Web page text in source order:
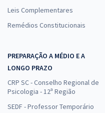
Leis Complementares
Remédios Constitucionais
PREPARAÇÃO A MÉDIO E A
LONGO PRAZO
CRP SC - Conselho Regional de
Psicologia - 12ª Região
SEDF - Professor Temporário